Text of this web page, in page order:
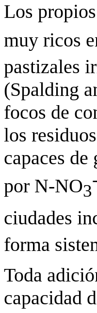
Los
muy ricos
pastizales
(Spalding
focos de
los
capaces
por N-NO3
-
ciudades
forma
Toda
capacidad